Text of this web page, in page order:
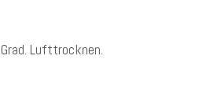
Lufttrocknen.